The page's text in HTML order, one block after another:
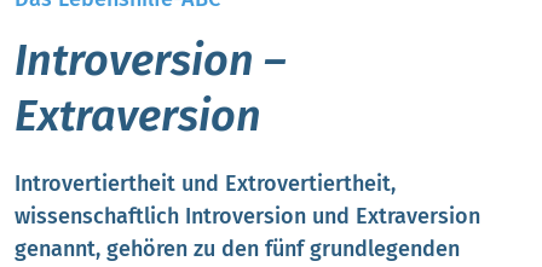
Introversion –
Extraversion
Introvertiertheit und Extrovertiertheit,
wissenschaftlich Introversion und Extraversion
genannt, gehören zu den fünf grundlegenden